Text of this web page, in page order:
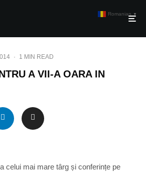
· 1 MIN READ
A VII-A OARA IN
celui mai mare târg și conferințe pe
Romanian ▼